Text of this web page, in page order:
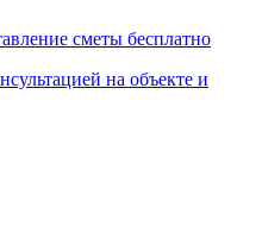
сметы бесплатно
на объекте и